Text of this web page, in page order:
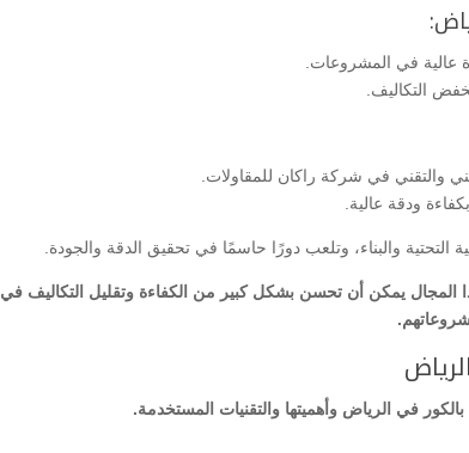
عالية في المشروعات.
التكاليف.
والتقني في شركة راكان للمقاولات.
ودقة عالية.
والبناء، وتلعب دورًا حاسمًا في تحقيق الدقة والجودة.
المجال يمكن أن تحسن بشكل كبير من الكفاءة وتقليل التكاليف في
في الرياض وأهميتها والتقنيات المستخدمة.